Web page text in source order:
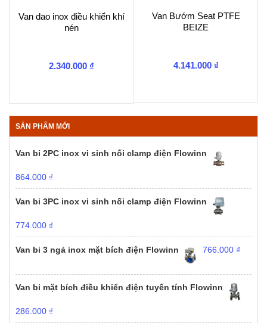
Van dao inox điều khiển khí
nén
2.340.000 ₫
Van Bướm Seat PTFE
BEIZE
4.141.000 ₫
SẢN PHẨM MỚI
Van bi 2PC inox vi sinh nối clamp điện Flowinn
864.000 ₫
Van bi 3PC inox vi sinh nối clamp điện Flowinn
774.000 ₫
Van bi 3 ngả inox mặt bích điện Flowinn 766.000 ₫
Van bi mặt bích điều khiển điện tuyến tính Flowinn
286.000 ₫